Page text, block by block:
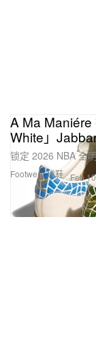
Footwear 球鞋
A Ma
White」
锁定 2026 NBA 全
Feb